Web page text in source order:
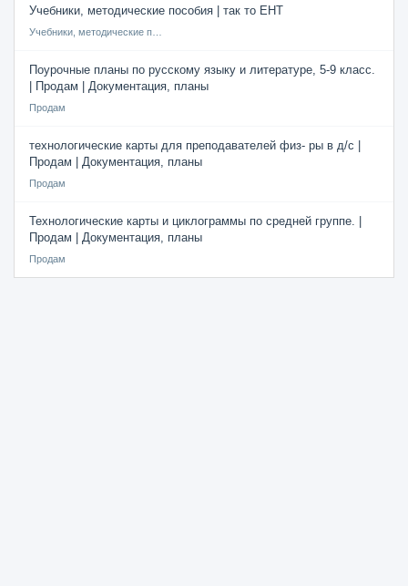
Учебники, методические пособия | так то ЕНТ
Поурочные планы по русскому языку и литературе, 5-9 класс.
| Продам | Документация, планы
Продам
технологические карты для преподавателей физ- ры в д/с |
Продам | Документация, планы
Продам
Технологические карты и циклограммы по средней группе. |
Продам | Документация, планы
Продам